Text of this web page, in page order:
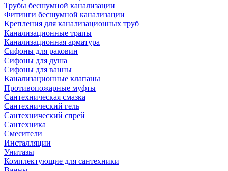
Трубы бесшумной канализации
Фитинги бесшумной канализации
Крепления для канализационных труб
Канализационные трапы
Канализационная арматура
Сифоны для раковин
Сифоны для душа
Сифоны для ванны
Канализационные клапаны
Противопожарные муфты
Сантехническая смазка
Сантехнический гель
Сантехнический спрей
Сантехника
Смесители
Инсталляции
Унитазы
Комплектующие для сантехники